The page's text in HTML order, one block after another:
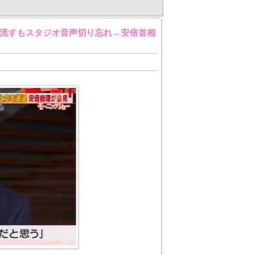
すもスタジオ音声切り忘れ→安倍首相